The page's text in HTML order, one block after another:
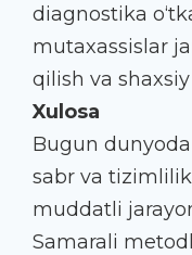
diagnostika
mutaxassislar
qilish va
Xulosa
Bugun
sabr va
muddatli
Samarali